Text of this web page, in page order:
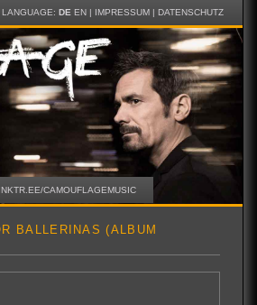
LANGUAGE: DE EN| IMPRESSUM| DATENSCHUTZ
CAMOUFLAGEMUSIC
BALLERINAS (ALBUM